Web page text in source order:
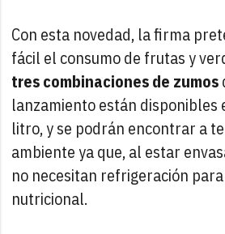
Con esta novedad, la firma
fácil el consumo de frutas y
tres combinaciones de zumos
lanzamiento están disponibles
litro, y se podrán encontrar a
ambiente ya que, al estar
no necesitan refrigeración
nutricional.